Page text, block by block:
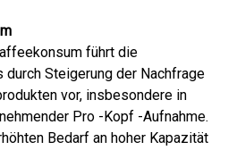
führt die
Steigerung der Nachfrage
vor, insbesondere in
Pro -Kopf -Aufnahme.
Bedarf an hoher Kapazität